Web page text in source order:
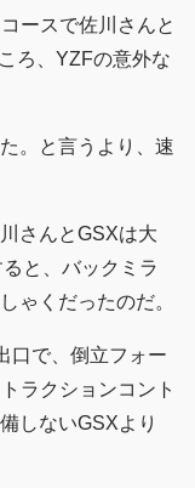
ースで佐川さんと
ろ、YZFの意外な
。と言うより、速
さんとGSXは大
と、バックミラ
ゃくだったのだ。
口で、倒立フォー
ラクションコント
しないGSXより